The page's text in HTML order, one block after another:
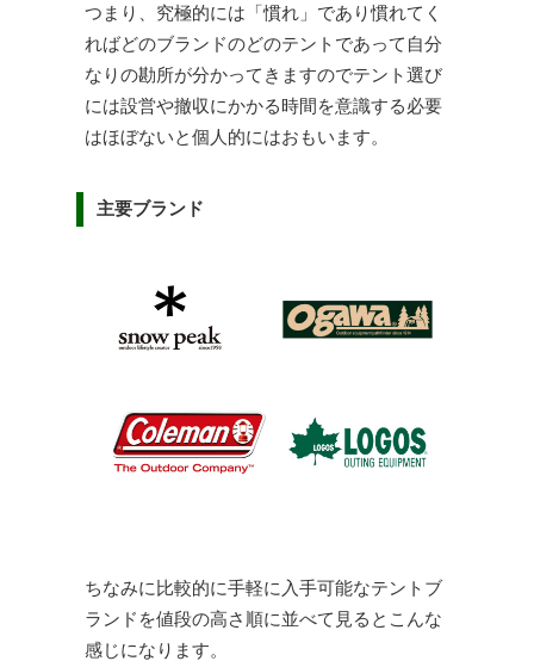
つまり、究極的には「慣れ」であり慣れてく
ればどのブランドのどのテントであって自分
なりの勘所が分かってきますのでテント選び
には設営や撤収にかかる時間を意識する必要
はほぼないと個人的にはおもいます。
主要ブランド
ちなみに比較的に手軽に入手可能なテントブ
ランドを値段の高さ順に並べて見るとこんな
感じになります。